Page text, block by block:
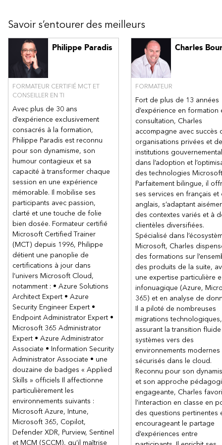
Une conscience des bonnes pratiques en matière de
sécurité
Notions élémentaires en technologies de sécurité (pare-feu,
chiffrement, authentification multifacteur, SIEM/SOAR).
Connaissance de base de la résilience locale des
technologies de calcul et de stockage Windows Server
(clustering de basculement, espaces de stockage).
Expérience de base en matière d’implémentation et de
gestion des services IaaS dans Microsoft Azure
Connaissance de base d’Azure Active Directory
Une expérience pratique de travail avec les systèmes
d’exploitation client Windows, tels que Windows 10 ou
Windows 11
Une expérience de base avec Windows PowerShell
Notions des concepts suivants qui sont liés aux technologies
Windows Server :
Haute disponibilité et récupération d’urgence
Automatisation
Supervision
Dépannage
Objectifs
Renforcer la configuration de sécurité de l’environnement
de système d’exploitation Windows Server.
Améliorer la sécurité hybride à l’aide d’Azure Security
Center, d’Azure Sentinel, et d’Update Management de
Windows.
Appliquer des fonctionnalités de sécurité afin de protéger
les ressources critiques.
Contenu
Parcours d’apprentissage 1 : Sécuriser les infrastructures
Windows Server sur site et hybrides (Sécurité Windows
Server)
Module 1 : Sécuriser les comptes utilisateurs Windows
Server
Module 2 : Renforcer la sécurité de Windows Server
Module 3 : Sécuriser le DNS Windows Server
Module 4 : Gestion des mises à jour de Windows Server
Savoir s’entourer des meilleurs
Philippe Paradis
FORMATEUR CERTIFIÉ MCT ET
CONSEILLER EN TI
Avec plus de 30 ans
d’expérience exclusivement
consacrés à la formation,
Philippe Paradis est reconnu
pour son dynamisme, son
humour contagieux et sa
capacité à transformer chaque
session en une expérience
mémorable. Il mobilise ses
participants avec passion,
clarté et une touche de folie
bien dosée. Formateur certifié
Microsoft Certified Trainer
(MCT) depuis 1996, Philippe
détient une panoplie de
certifications à jour dans
l’univers Microsoft Cloud,
notamment : • Azure Solutions
Architect Expert • Azure
Security Engineer Expert •
Endpoint Administrator Expert •
Microsoft 365 Administrator
Expert • Azure Administrator
Associate • Information Security
Administrator Associate • une
douzaine de badges « Applied
Skills » officiels Il affectionne
particulièrement les
environnements suivants :
Microsoft Azure, Intune,
Microsoft 365, Copilot,
Defender XDR, Purview, Sentinel
et MCM (SCCM), qu’il maîtrise
Charles
FORMATEUR
Fort de plus de 13 années
d’expérience en formation
consultation, Charles
accompagne avec succès
organisations privées et
institutions
dans l’adoption et
des technologies
Parfaitement bilingue, il
ses services en français et
anglais, s’adaptant
des contextes variés et à
clientèles diversifiées.
Spécialisé dans
Microsoft, Charles
des formations sur
des produits de la suite,
une expertise particulière
infonuagique (Azure,
365) et en analyse de
Il a piloté de nombreuses
migrations technologiques,
assurant la transition
systèmes vers des
environnements modernes
sécurisés dans le cloud.
Reconnu pour son
et son approche
engageante, Charles
l’interaction en classe en
des questions pertinentes
encourageant le partage
d’expériences entre